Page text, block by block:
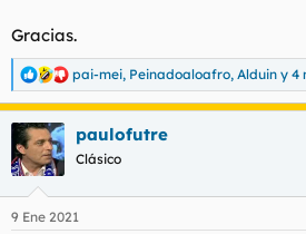
Gracias.
R
e
a
c
c
i
e
pai-mei, Peinadoaloafro, Alduin y 4
paulofutre
Clásico
9 Ene 2021